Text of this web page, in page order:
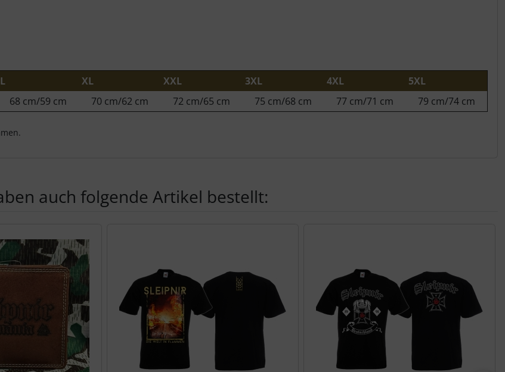
L XL XXL 3XL 4XL
5XL
68 cm/59 cm 70 cm/62 cm 72 cm/65 cm 75 cm/68 cm 77 cm/71 cm 79 cm/74 cm
auch folgende Artikel bestellt: